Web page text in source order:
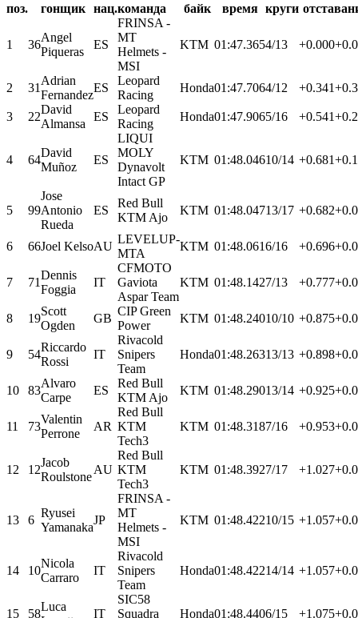
поз. гонщик нац.команда байк время круги
1 36
Angel
Piqueras
ES
FRINSA -
MT
Helmets -
MSI
KTM 01:47.3654/13 +0.000
2 31
Adrian
Fernandez
ES
Leopard
Racing
Honda01:47.7064/12 +0.341
3 22
David
Almansa
ES
Leopard
Racing
Honda01:47.9065/16 +0.541
4 64
David
Muñoz
ES
LIQUI
MOLY
Dynavolt
Intact GP
KTM 01:48.04610/14 +0.681
5 99
Jose
Antonio
Rueda
ES
Red Bull
KTM Ajo
KTM 01:48.04713/17 +0.682
6 66Joel KelsoAU
LEVELUP-
MTA
KTM 01:48.0616/16 +0.696
7 71
Dennis
Foggia
IT
CFMOTO
Gaviota
Aspar Team
KTM 01:48.1427/13 +0.777
8 19
Scott
Ogden
GB
CIP Green
Power
KTM 01:48.24010/10 +0.875
9 54
Riccardo
Rossi
IT
Rivacold
Snipers
Team
Honda01:48.26313/13 +0.898
10 83
Alvaro
Carpe
ES
Red Bull
KTM Ajo
KTM 01:48.29013/14 +0.925
11 73
Valentin
Perrone
AR
Red Bull
KTM
Tech3
KTM 01:48.3187/16 +0.953
12 12
Jacob
Roulstone
AU
Red Bull
KTM
Tech3
KTM 01:48.3927/17 +1.027
13 6
Ryusei
Yamanaka
JP
FRINSA -
MT
Helmets -
MSI
KTM 01:48.42210/15 +1.057
14 10
Nicola
Carraro
IT
Rivacold
Snipers
Team
Honda01:48.42214/14 +1.057
15 58
Luca
IT
SIC58
Squadra
Honda01:48.4406/15 +1.075